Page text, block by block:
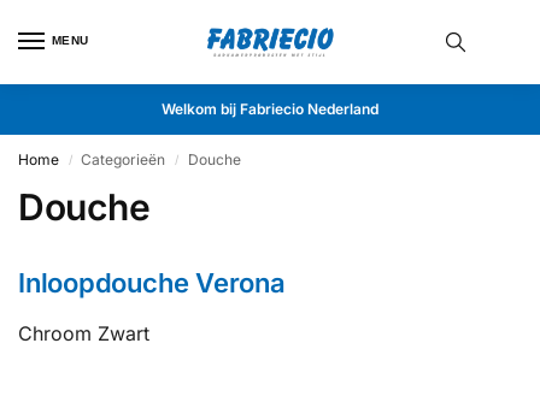
MENU
Welkom bij Fabriecio Nederland
Home / Categorieën / Douche
Douche
Inloopdouche Verona
Chroom Zwart